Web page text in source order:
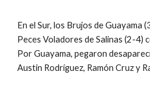
En el Sur, los Brujos de Guayama
Peces Voladores de Salinas (2-
Por Guayama, pegaron
Austin Rodríguez, Ramón Cruz y